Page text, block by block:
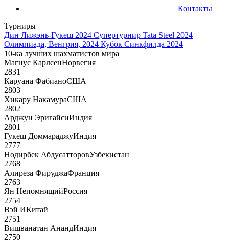
Контакты
Турниры
Дин Лижэнь-Гукеш 2024 Супертурнир Tata Steel 2024
Олимпиада, Венгрия, 2024 Кубок Синкфилда 2024
10-ка лучших шахматистов мира
Магнус КарлсенНорвегия
2831
Каруана ФабианоСША
2803
Хикару НакамураСША
2802
Арджун ЭригайсиИндия
2801
Гукеш ДоммараджуИндия
2777
Нодирбек АбдусатторовУзбекистан
2768
Алиреза ФируджаФранция
2763
Ян НепомнящийРоссия
2754
Вэй ИКитай
2751
Вишванатан АнандИндия
2750